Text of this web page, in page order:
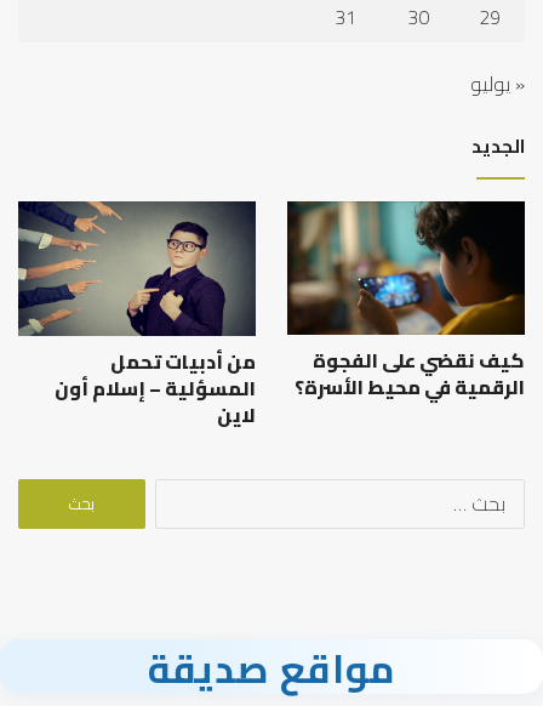
29
30
31
« يوليو
الجديد
كيف نقضي على الفجوة
الرقمية في محيط الأسرة؟
من أدبيات تحمل
المسؤلية – إسلام أون
لاين
البحث
مواقع صديقة